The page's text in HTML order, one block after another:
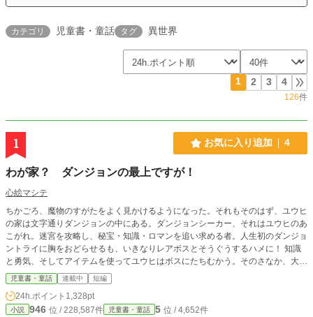
カテゴリ 児童書・童話 タグ 異世界
1 2 3 4
126件
1 お気に入り追加 4
わが家？ ダンジョンの最上ですが！
心絵マシテ
ちかごろ、魔物のすがたをよく見かけるようになった。それもそのはず、ユウヒ
の家は文字通りダンジョンの中にある。ダンジョンシーカー、それはユウヒのあ
こがれ。迷宮を攻略し、秘宝・知識・ロマンを追い求める者。人生初のダンジョ
ントライに胸をおどらせるも、いきなりレアボスとそうぐうするハメに！ 知識
と勇気、そしてアイテムを使ってユウヒはボスにたちむかう。そのさなか、大き
なタマゴがおかれている祭だんを見つける。どうやら魔物のタマゴのようだが親
が見当たらない。このままでは祭だんから落ちてしまうとタマゴにさわると、な
ぜかジブンの部屋の中だ。 今までのことは、ぜんぶユメだったのか？ そう思
うも、ベッドにはフカしたタマゴがある。外を見るとオモチャのように小っちゃ
児童書・童話 連載中 短編
24h.ポイント 1,328pt
小説 946 位 / 228,587件 児童書・童話 5 位 / 4,652件